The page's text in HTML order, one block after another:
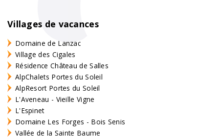
Villages de vacances
Domaine de Lanzac
Village des Cigales
Résidence Château de Salles
AlpChalets Portes du Soleil
AlpResort Portes du Soleil
L'Aveneau - Vieille Vigne
L'Espinet
Domaine Les Forges - Bois Senis
Vallée de la Sainte Baume